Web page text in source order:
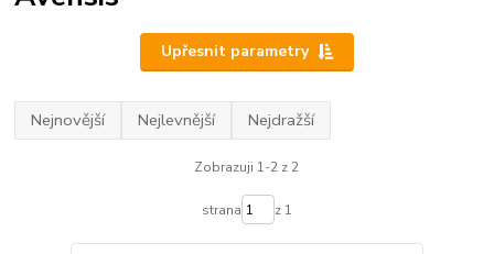
Upřesnit parametry
Nejnovější Nejlevnější Nejdražší
Zobrazuji 1-2 z 2
strana z 1